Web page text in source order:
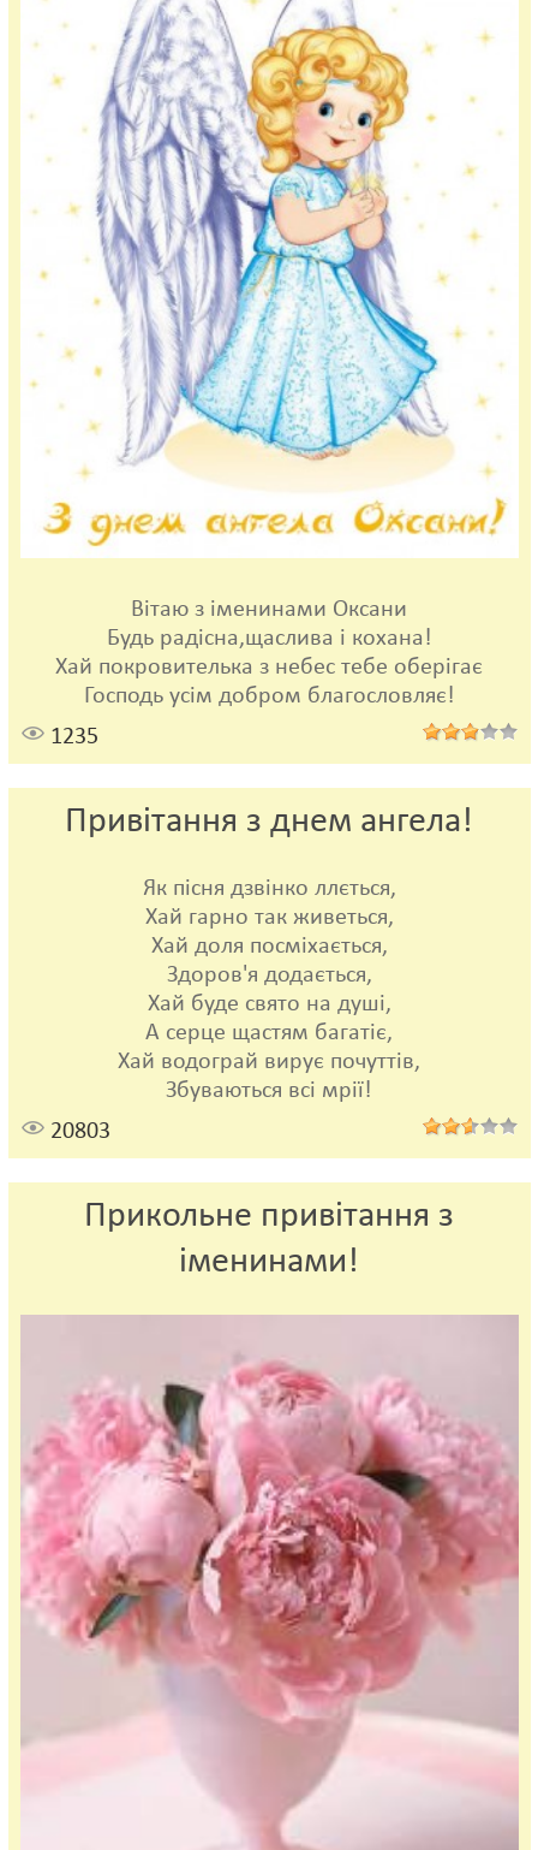
Вітаю з іменинами Оксани
Будь радісна,щаслива і кохана!
Хай покровителька з небес тебе оберігає
Господь усім добром благословляє!
1235
Привітання з днем ангела!
Як пісня дзвінко ллється,
Хай гарно так живеться,
Хай доля посміхається,
Здоров'я додається,
Хай буде свято на душі,
А серце щастям багатіє,
Хай водограй вирує почуттів,
Збуваються всі мрії!
20803
Прикольне привітання з
іменинами!